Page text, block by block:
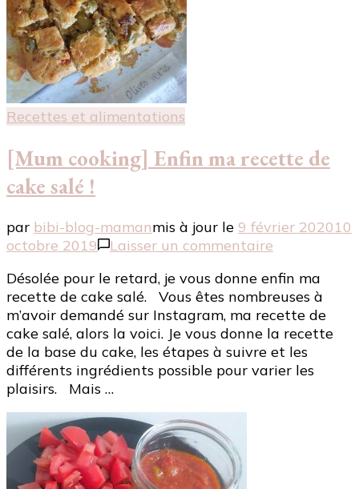
Recettes et alimentations
[Mum cooking] Enfin ma recette de
cake salé !
par bibi-blog-mamanmis à jour le 9 février 202010
octobre 2019
Laisser un commentaire
cooking]
Enfin
ma
recette
de
cake
Désolée pour le retard, je vous donne enfin ma
recette de cake salé. Vous êtes nombreuses à
m’avoir demandé sur Instagram, ma recette de
cake salé, alors la voici. Je vous donne la recette
de la base du cake, les étapes à suivre et les
différents ingrédients possible pour varier les
plaisirs. Mais …